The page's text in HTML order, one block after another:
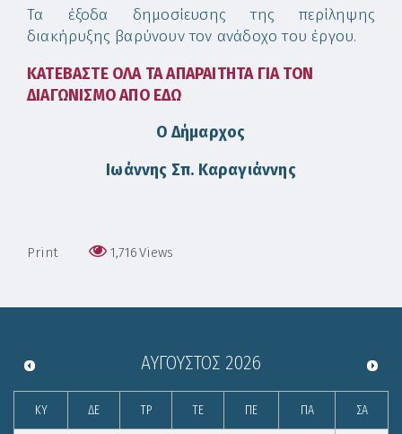
Τα έξοδα δημοσίευσης της περίληψης
διακήρυξης βαρύνουν τον ανάδοχο του έργου.
ΚΑΤΕΒΑΣΤΕ ΟΛΑ ΤΑ ΑΠΑΡΑΙΤΗΤΑ ΓΙΑ ΤΟΝ
ΔΙΑΓΩΝΙΣΜΟ ΑΠΟ ΕΔΩ
Ο Δήμαρχος
Ιωάννης Σπ. Καραγιάννης
Print 1,716Views
ΑΎΓΟΥΣΤΟΣ 2026
ΚΥ ΔΕ ΤΡ ΤΕ ΠΕ ΠΑ ΣΑ